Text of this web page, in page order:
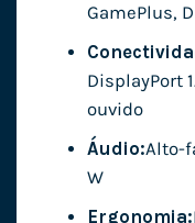
GamePlus,
DisplayPort
ouvido
Áudio:Alto-
W
Ergonomia: